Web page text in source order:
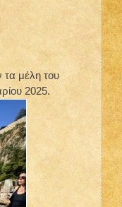
τα μέλη του
2025.